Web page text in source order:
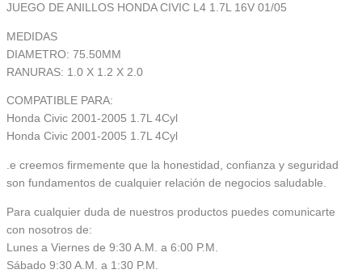
JUEGO DE ANILLOS HONDA CIVIC L4 1.7L 16V 01/05
MEDIDAS
DIAMETRO: 75.50MM
RANURAS: 1.0 X 1.2 X 2.0
COMPATIBLE PARA:
Honda Civic 2001-2005 1.7L 4Cyl
Honda Civic 2001-2005 1.7L 4Cyl
.e creemos firmemente que la honestidad, confianza y seguridad
son fundamentos de cualquier relación de negocios saludable.
Para cualquier duda de nuestros productos puedes comunicarte
con nosotros de:
Lunes a Viernes de 9:30 A.M. a 6:00 P.M.
Sábado 9:30 A.M. a 1:30 P.M.